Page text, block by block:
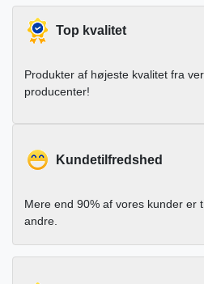
Top kvalitet
Produkter af højeste kvalitet fra
producenter!
Kundetilfredshed
Mere end 90% af vores kunder er
andre.